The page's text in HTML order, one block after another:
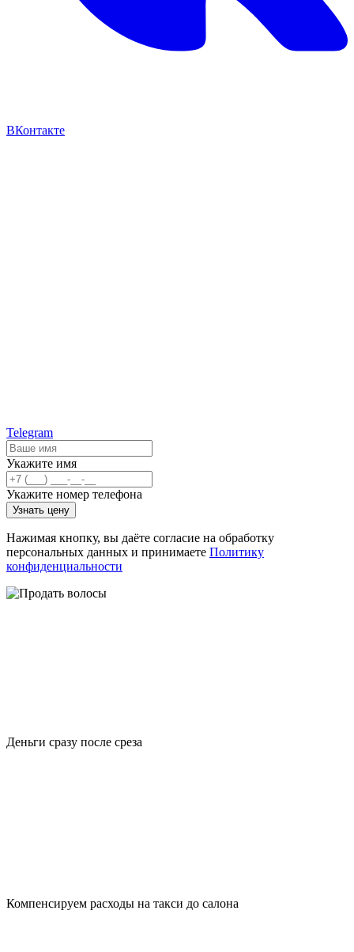
ВКонтакте
Telegram
Укажите имя
Укажите номер телефона
Узнать цену
Нажимая кнопку, вы даёте согласие на обработку
персональных данных и принимаете Политику
конфиденциальности
Деньги сразу после среза
Компенсируем расходы на такси до салона